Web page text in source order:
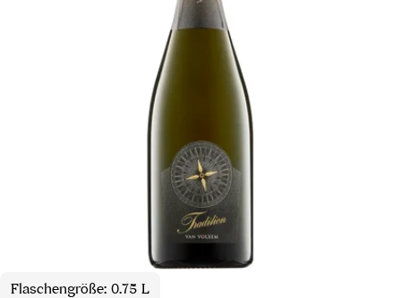
Flaschengröße: 0.75 L